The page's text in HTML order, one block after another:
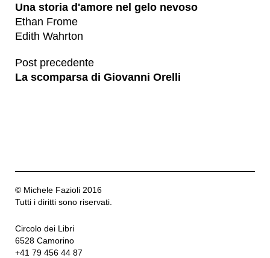
Una storia d'amore nel gelo nevoso
Ethan Frome
Edith Wahrton
Post precedente
La scomparsa di Giovanni Orelli
© Michele Fazioli 2016
Tutti i diritti sono riservati.
Circolo dei Libri
6528 Camorino
+41 79 456 44 87